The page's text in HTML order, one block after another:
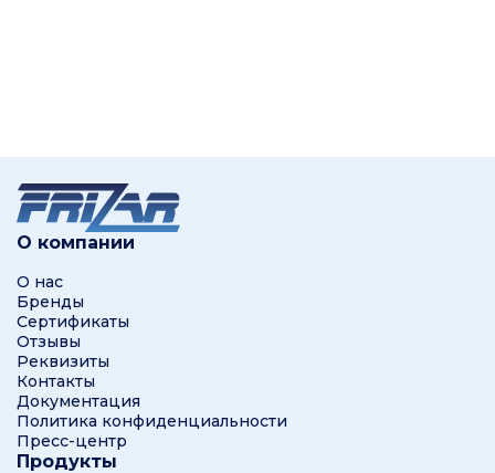
О компании
О нас
Бренды
Сертификаты
Отзывы
Реквизиты
Контакты
Документация
Политика конфиденциальности
Пресс-центр
Продукты